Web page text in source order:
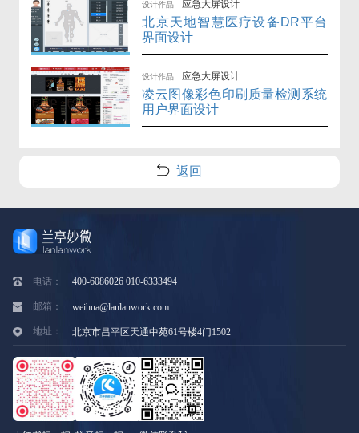
设计作品 应急大屏设计
北京天地智慧医疗设备DR平台
界面设计
设计作品 应急大屏设计
凌云图像彩色印刷质量检测系统
用户界面设计
返回
电话： 400-6086026 010-6333494
邮箱： weihua@lanlanwork.com
地址： 北京市昌平区天通中苑61号楼4门1502